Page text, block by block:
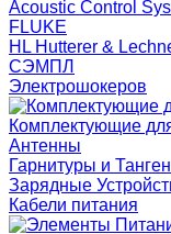
Acoustic Control
FLUKE
HL Hutterer &
СЭМПЛ
Электрошокеров
Комплектующие
Антенны
Гарнитуры и
Зарядные
Кабели питания